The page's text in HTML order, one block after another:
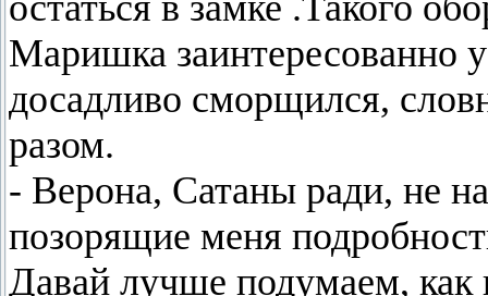
Маришка заинтересованно
досадливо сморщился,
разом.
- Верона, Сатаны ради, не
позорящие меня
Давай лучше подумаем, как